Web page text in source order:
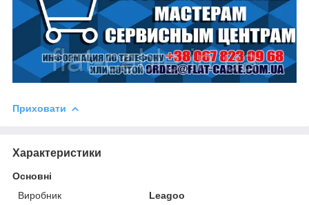
Приховати
Характеристики
Основні
Виробник
Leagoo